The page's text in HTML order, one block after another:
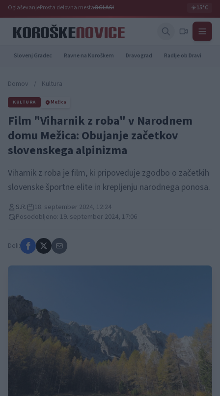
OglaševanjeProsta delovna mestaOGLASI ☀️15°C
Slovenj Gradec Ravne na Koroškem Dravograd Radlje ob Dravi
Domov / Kultura
KULTURA Mežica
Film "Viharnik z roba" v Narodnem
domu Mežica: Obujanje začetkov
slovenskega alpinizma
Viharnik z roba je film, ki pripoveduje zgodbo o začetkih
slovenske športne elite in krepljenju narodnega ponosa.
S.R.
18. september 2024, 12:24
Posodobljeno: 19. september 2024, 17:06
Deli: